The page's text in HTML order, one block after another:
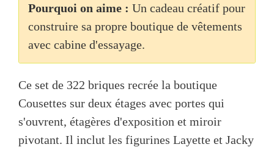
Pourquoi on aime : Un cadeau créatif pour
construire sa propre boutique de vêtements
avec cabine d'essayage.
Ce set de 322 briques recrée la boutique
Cousettes sur deux étages avec portes qui
s'ouvrent, étagères d'exposition et miroir
pivotant. Il inclut les figurines Layette et Jacky